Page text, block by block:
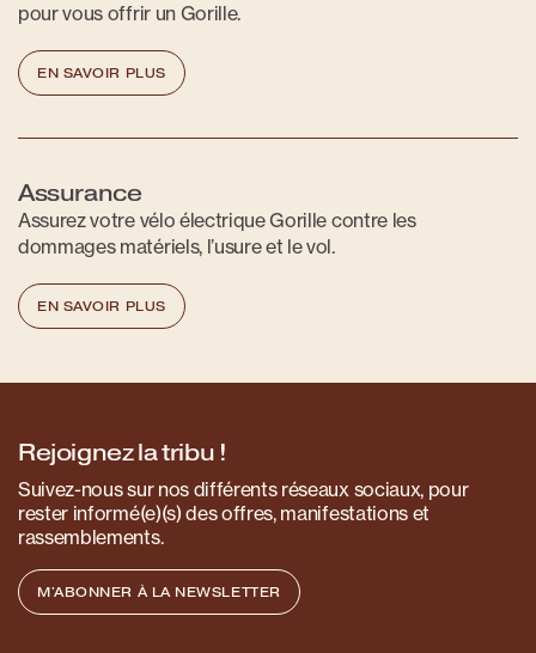
pour vous offrir un Gorille.
EN SAVOIR PLUS
Assurance
Assurez votre vélo électrique Gorille contre les
dommages matériels, l’usure et le vol.
EN SAVOIR PLUS
Rejoignez la tribu !
Suivez-nous sur nos différents réseaux sociaux, pour
rester informé(e)(s) des offres, manifestations et
rassemblements.
M'ABONNER À LA NEWSLETTER